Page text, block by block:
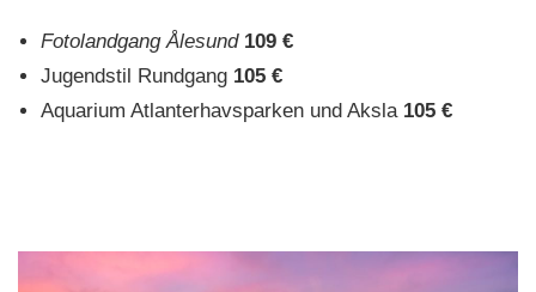
Fotolandgang Ålesund109 €
Jugendstil Rundgang 105 €
Aquarium Atlanterhavsparken und Aksla105 €